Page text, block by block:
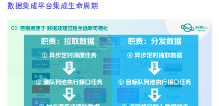
数据集成平台集成生命周期